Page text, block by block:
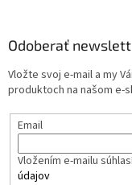
Odoberať
Vložte svoj e-mail a my
produktoch na našom e-
Email
Vložením e-mailu
údajov